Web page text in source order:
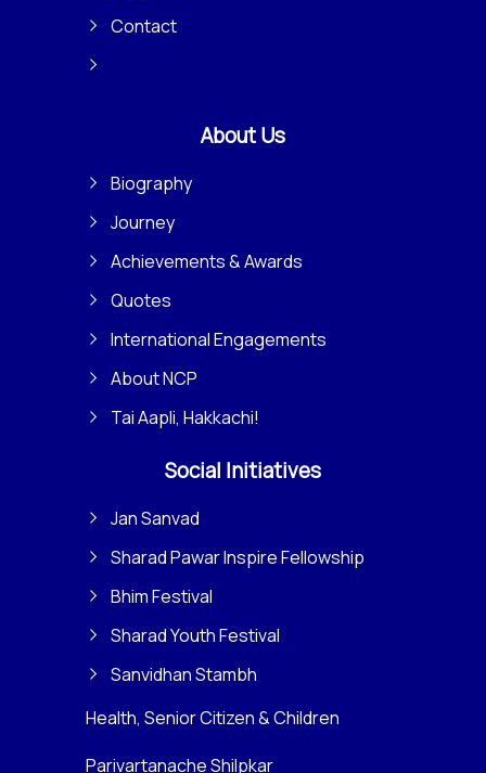
Contact
About Us
Biography
Journey
Achievements & Awards
Quotes
International Engagements
About NCP
Tai Aapli, Hakkachi!
Social Initiatives
Jan Sanvad
Sharad Pawar Inspire Fellowship
Bhim Festival
Sharad Youth Festival
Sanvidhan Stambh
Health, Senior Citizen & Children
Parivartanache Shilpkar